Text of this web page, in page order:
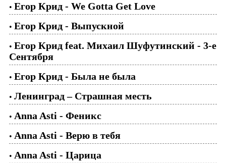
• Егор Крид - We Gotta Get Love
• Егор Крид - Выпускной
• Егор Крид feat. Михаил Шуфутинский - 3-е
Сентября
• Егор Крид - Была не была
• Ленинград – Страшная месть
• Anna Asti - Феникс
• Anna Asti - Верю в тебя
• Anna Asti - Царица